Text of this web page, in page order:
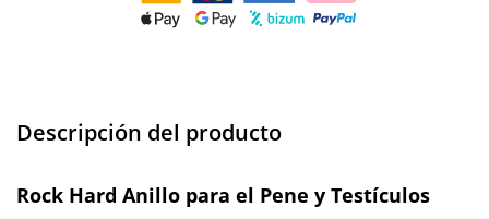
Descripción del producto
Rock Hard Anillo para el Pene y Testículos